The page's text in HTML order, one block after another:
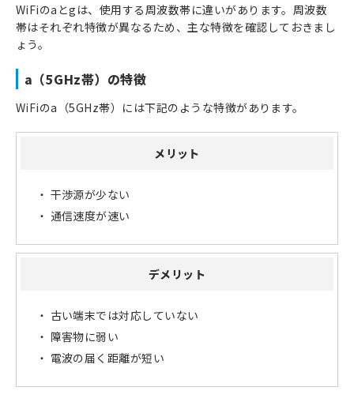
WiFiのaとgは、使用する周波数帯に違いがあります。周波数
帯はそれぞれ特徴が異なるため、主な特徴を確認しておきまし
ょう。
a（5GHz帯）の特徴
WiFiのa（5GHz帯）には下記のような特徴があります。
メリット
干渉源が少ない
通信速度が速い
デメリット
古い端末では対応していない
障害物に弱い
電波の届く距離が短い